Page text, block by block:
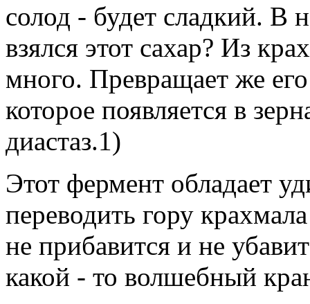
солод - будет сладкий. В
взялся этот сахар? Из
много. Превращает же
которое появляется в
диастаз.1)
Этот фермент обладает
переводить гору
не прибавится и не
какой - то волшебный